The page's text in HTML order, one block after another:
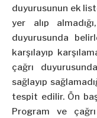
duyurusunun ek
yer alıp
duyurusunda
karşılayıp
çağrı
sağlayıp
tespit edilir. Ön
Program ve